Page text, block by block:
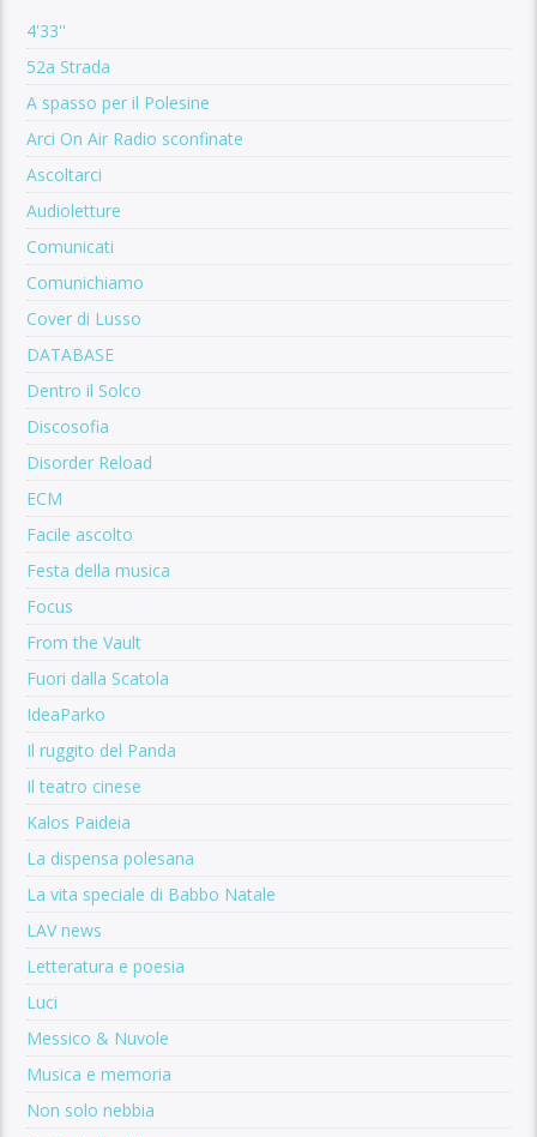
4'33''
52a Strada
A spasso per il Polesine
Arci On Air Radio sconfinate
Ascoltarci
Audioletture
Comunicati
Comunichiamo
Cover di Lusso
DATABASE
Dentro il Solco
Discosofia
Disorder Reload
ECM
Facile ascolto
Festa della musica
Focus
From the Vault
Fuori dalla Scatola
IdeaParko
Il ruggito del Panda
Il teatro cinese
Kalos Paideia
La dispensa polesana
La vita speciale di Babbo Natale
LAV news
Letteratura e poesia
Luci
Messico & Nuvole
Musica e memoria
Non solo nebbia